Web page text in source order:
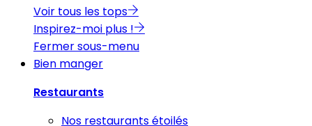
Voir tous les tops
Inspirez-moi plus !
Fermer sous-menu
Bien manger
Restaurants
Nos restaurants étoilés